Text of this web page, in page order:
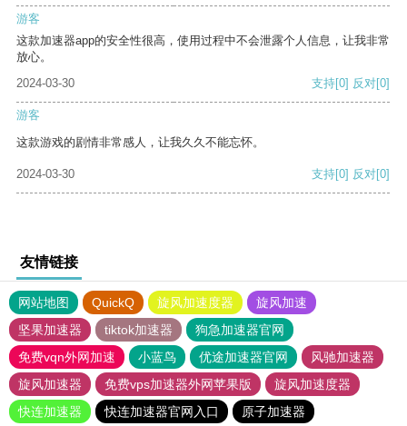
游客
这款加速器app的安全性很高，使用过程中不会泄露个人信息，让我非常
放心。
2024-03-30
支持[0] 反对[0]
游客
这款游戏的剧情非常感人，让我久久不能忘怀。
2024-03-30 支持[0] 反对[0]
友情链接
网站地图 QuickQ 旋风加速度器
旋风加速
坚果加速器
tiktok加速器
狗急加速器官网
免费vqn外网加速
小蓝鸟 优途加速器官网
风驰加速器
旋风加速器
免费vps加速器外网苹果版
旋风加速度器
快连加速器
快连加速器官网入口 原子加速器